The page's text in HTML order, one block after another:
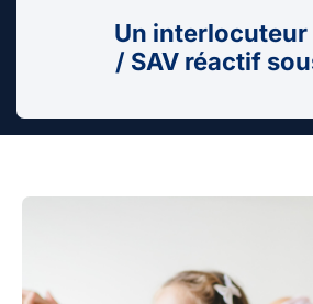
Un interlocuteur
/ SAV réactif